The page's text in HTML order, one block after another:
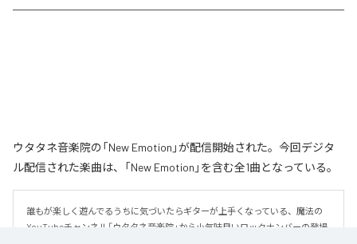
ウタタネ音楽院の「New Emotion」が配信開始された。今回デジタ
ル配信された楽曲は、「New Emotion」を含む全1曲となっている。
誰もが楽しく遊んでるうちに気づいたらギターが上手くなっている、魔法の
YouTubeチャンネル「ウタタネ音楽院」から小気味良いロックナンバーの登場